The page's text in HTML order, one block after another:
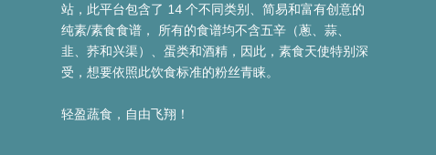
站，此平台包含了 14 个不同类别、简易和富有创意的
纯素/素食食谱， 所有的食谱均不含五辛（蔥、蒜、
韭、荞和兴渠）、蛋类和酒精，因此，素食天使特别深
受，想要依照此饮食标准的粉丝青睐。
轻盈蔬食，自由飞翔！